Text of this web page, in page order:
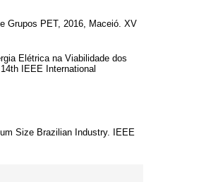
Grupos PET, 2016, Maceió. XV
Elétrica na Viabilidade dos
IEEE International
Size Brazilian Industry. IEEE